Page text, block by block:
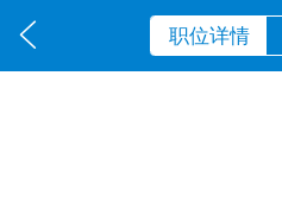
职位详情